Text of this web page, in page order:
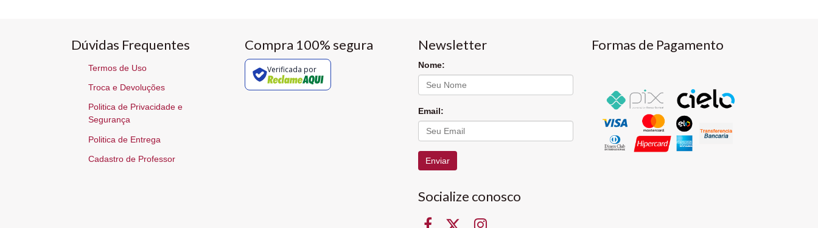
Dúvidas Frequentes
Termos de Uso
Troca e Devoluções
Politica de Privacidade e
Segurança
Politica de Entrega
Cadastro de Professor
Compra 100% segura
Verificada por
Newsletter
Nome:
Email:
Enviar
Socialize conosco
Formas de Pagamento